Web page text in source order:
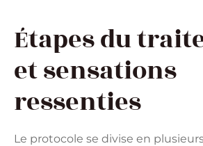
Étapes du
et sensations
ressenties
Le protocole se divise en